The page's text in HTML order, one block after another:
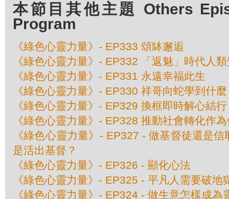
本節目其他主題 Others
Program
《綠色心靈力量》- EP333 頌缽邂逅
《綠色心靈力量》- EP332 「返魅」時代人
《綠色心靈力量》- EP331 永遠幸福此生
《綠色心靈力量》- EP330 祥哥向蛇學到什麼
《綠色心靈力量》- EP329 換框即時解心結行
《綠色心靈力量》- EP328 推動社會轉化作
《綠色心靈力量》- EP327 - 做基督徒還是
是活出基督？
《綠色心靈力量》- EP326 - 顯化心法
《綠色心靈力量》- EP325 - 平凡人需要破地
《綠色心靈力量》- EP324 - 做生意怎樣成為